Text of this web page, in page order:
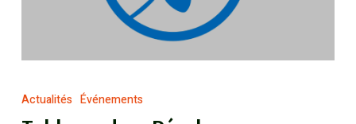
Actualités Événements